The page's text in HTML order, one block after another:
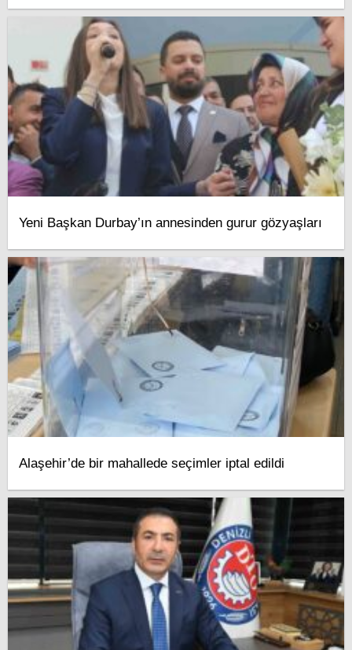
Yeni Başkan Durbay’ın annesinden gurur gözyaşları
Alaşehir’de bir mahallede seçimler iptal edildi